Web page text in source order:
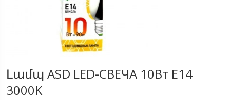
Լամպ ASD LED-СВЕЧА 10Вт E14
3000K